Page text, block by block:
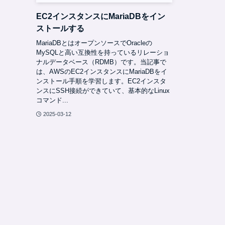
EC2インスタンスにMariaDBをイン
ストールする
MariaDBとはオープンソースでOracleの
MySQLと高い互換性を持っているリレーショ
ナルデータベース（RDMB）です。当記事で
は、AWSのEC2インスタンスにMariaDBをイ
ンストール手順を学習します。EC2インスタ
ンスにSSH接続ができていて、基本的なLinux
コマンド...
2025-03-12